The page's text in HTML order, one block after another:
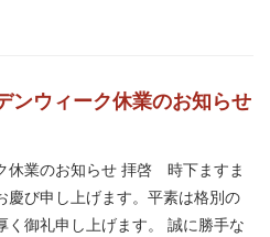
ンウィーク休業のお知らせ
休業のお知らせ 拝啓 時下ますま
慶び申し上げます。平素は格別の
く御礼申し上げます。 誠に勝手な